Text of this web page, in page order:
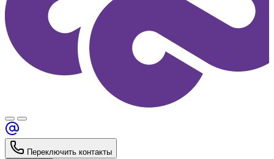
Переключить контакты